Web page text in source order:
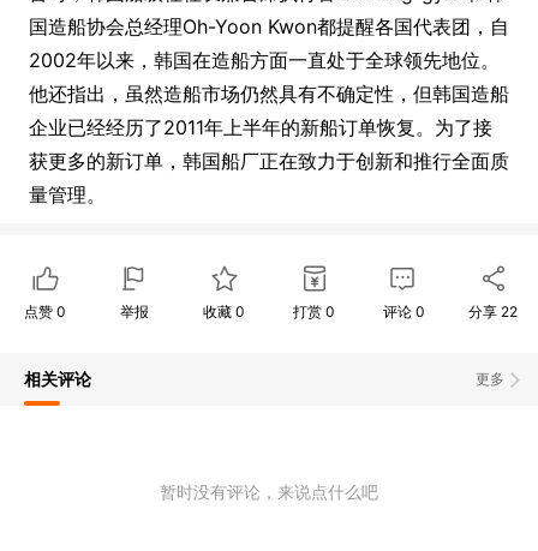
国造船协会总经理Oh-Yoon Kwon都提醒各国代表团，自
2002年以来，韩国在造船方面一直处于全球领先地位。
他还指出，虽然造船市场仍然具有不确定性，但韩国造船
企业已经经历了2011年上半年的新船订单恢复。为了接
获更多的新订单，韩国船厂正在致力于创新和推行全面质
量管理。
点赞 0 举报 收藏0 打赏 0 评论 0 分享 22
更多
相关评论
暂时没有评论，来说点什么吧